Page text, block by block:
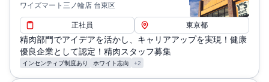
ワイズマート三ノ輪店 台東区
正社員 東京都
精肉部門でアイデアを活かし、キャリアアップを実現！健康
優良企業として認定！精肉スタッフ募集
インセンティブ制度あり ホワイト志向 +2